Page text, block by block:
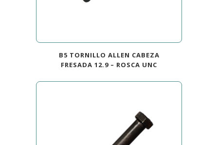
B5 TORNILLO ALLEN CABEZA
FRESADA 12.9 – ROSCA UNC